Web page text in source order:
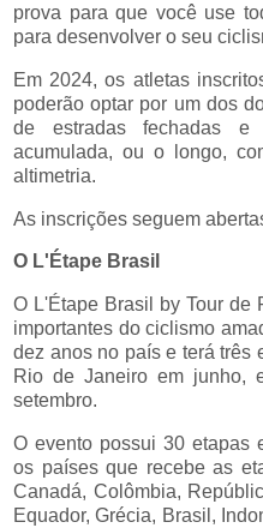
prova para que você use
para desenvolver o seu
Em 2024, os atletas
poderão optar por um dos
de estradas fechadas e
acumulada, ou o longo,
altimetria.
As inscrições seguem
O L'Étape Brasil
O L'Étape Brasil by Tour de
importantes do ciclismo
dez anos no país e terá três
Rio de Janeiro em junho,
setembro.
O evento possui 30 etapas
os países que recebe as
Canadá, Colômbia,
Equador, Grécia, Brasil,